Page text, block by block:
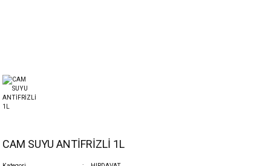
CAM SUYU ANTİFRİZLİ 1L